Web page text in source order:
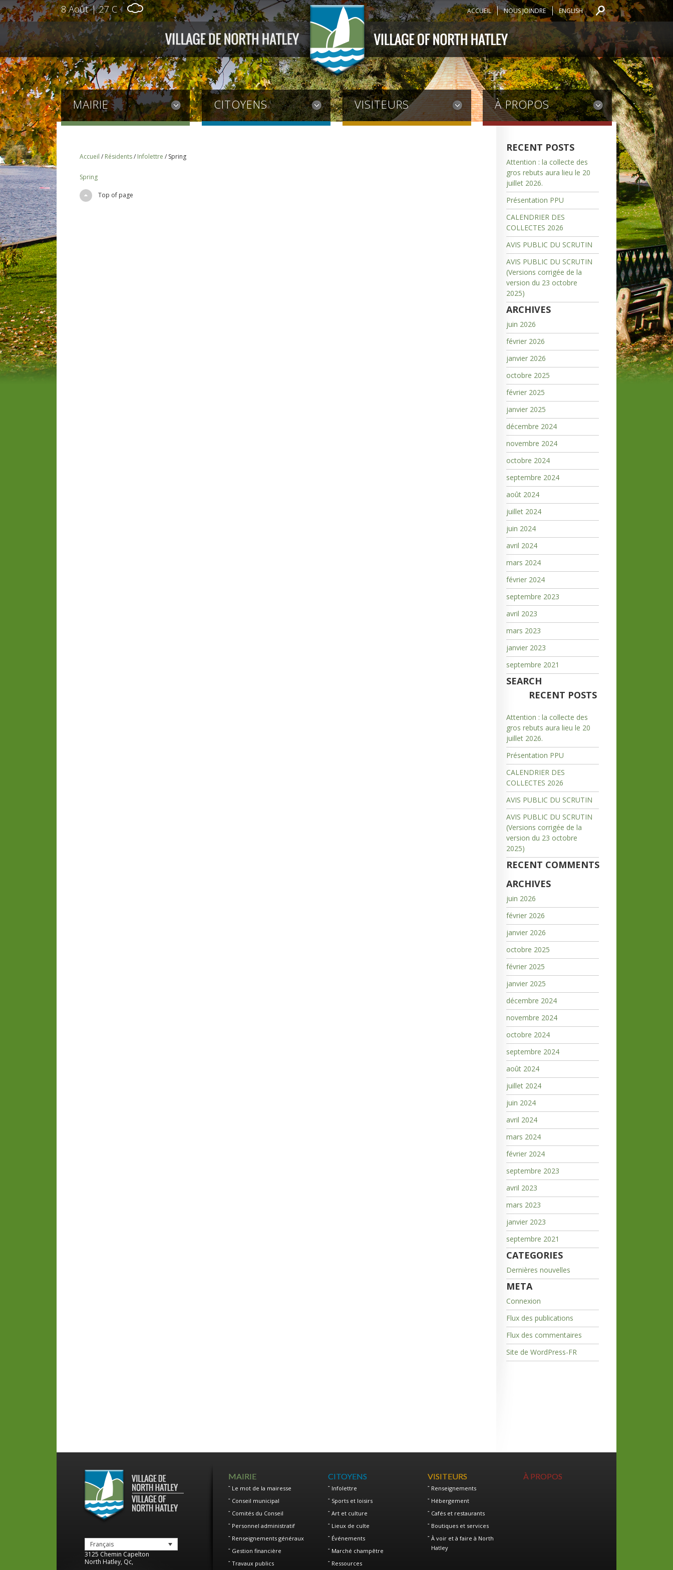
8 Août | 27 C ACCUEIL NOUS JOINDRE ENGLISH
MAIRIE CITOYENS VISITEURS À PROPOS
Accueil / Résidents/ Infolettre / Spring
Spring
Top of page
RECENT POSTS
Attention : la collecte des
gros rebuts aura lieu le 20
juillet 2026.
Présentation PPU
CALENDRIER DES
COLLECTES 2026
AVIS PUBLIC DU SCRUTIN
AVIS PUBLIC DU SCRUTIN
(Versions corrigée de la
version du 23 octobre
2025)
ARCHIVES
juin 2026
février 2026
janvier 2026
octobre 2025
février 2025
janvier 2025
décembre 2024
novembre 2024
octobre 2024
septembre 2024
août 2024
juillet 2024
juin 2024
avril 2024
mars 2024
février 2024
septembre 2023
avril 2023
mars 2023
janvier 2023
septembre 2021
SEARCH
RECENT POSTS
Attention : la collecte des
gros rebuts aura lieu le 20
juillet 2026.
Présentation PPU
CALENDRIER DES
COLLECTES 2026
AVIS PUBLIC DU SCRUTIN
AVIS PUBLIC DU SCRUTIN
(Versions corrigée de la
version du 23 octobre
2025)
RECENT COMMENTS
ARCHIVES
juin 2026
février 2026
janvier 2026
octobre 2025
février 2025
janvier 2025
décembre 2024
novembre 2024
octobre 2024
septembre 2024
août 2024
juillet 2024
juin 2024
avril 2024
mars 2024
février 2024
septembre 2023
avril 2023
mars 2023
janvier 2023
septembre 2021
CATEGORIES
Dernières nouvelles
META
Connexion
Flux des publications
Flux des commentaires
Site de WordPress-FR
Français
3125 Chemin Capelton
North Hatley, Qc,
MAIRIE
Le mot de la mairesse
Conseil municipal
Comités du Conseil
Personnel administratif
Renseignements généraux
Gestion financière
Travaux publics
CITOYENS
Infolettre
Sports et loisirs
Art et culture
Lieux de culte
Événements
Marché champêtre
Ressources
VISITEURS
Renseignements
Hébergement
Cafés et restaurants
Boutiques et services
À voir et à faire à North
Hatley
À PROPOS